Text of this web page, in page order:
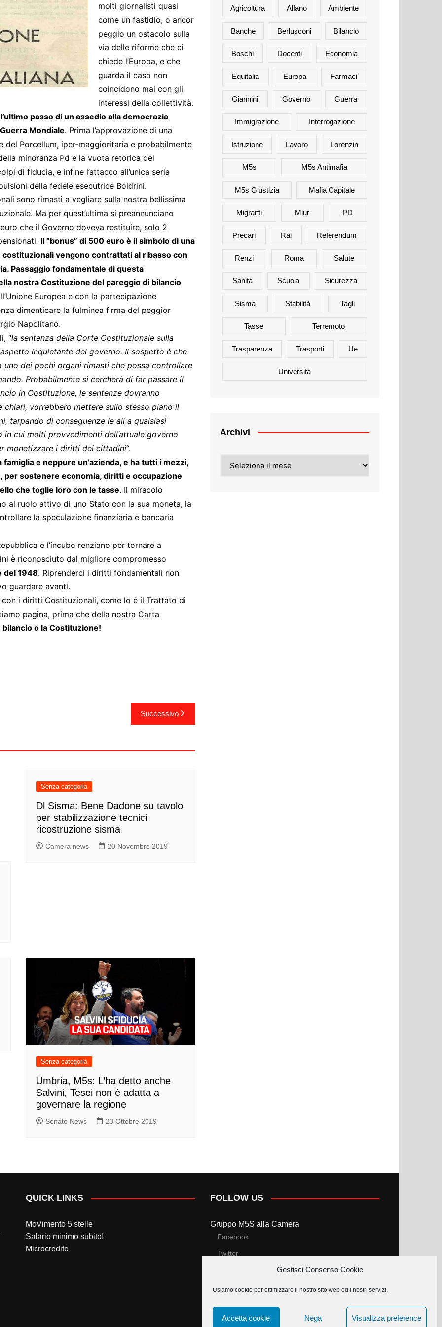
Gestisci Consenso Cookie
Usiamo cookie per ottimizzare il nostro sito web ed i nostri servizi.
Accetta cookie Nega Visualizza preference
molti giornalisti quasi
come un fastidio, o ancor
peggio un ostacolo sulla
via delle riforme che ci
chiede l’Europa, e che
guarda il caso non
coincidono mai con gli
interessi della collettività.
passo di un assedio alla democrazia
Mondiale. Prima l’approvazione di una
del Porcellum, iper-maggioritaria e probabilmente
minoranza Pd e la vuota retorica del
di fiducia, e infine l’attacco all’unica seria
della fedele esecutrice Boldrini.
sono rimasti a vegliare sulla nostra bellissima
Ma per quest’ultima si preannunciano
che il Governo doveva restituire, solo 2
Il “bonus” di 500 euro è il simbolo di una
vengono contrattati al ribasso con
Passaggio fondamentale di questa
nostra Costituzione del pareggio di bilancio
Europea e con la partecipazione
dimenticare la fulminea firma del peggior
Napolitano.
“la sentenza della Corte Costituzionale sulla
inquietante del governo. Il sospetto è che
dei pochi organi rimasti che possa controllare
Probabilmente si cercherà di far passare il
in Costituzione, le sentenze dovranno
chiari, vorrebbero mettere sullo stesso piano il
tarpando di conseguenze le ali a qualsiasi
cui molti provvedimenti dell’attuale governo
monetizzare i diritti dei cittadini“.
famiglia e neppure un’azienda, e ha tutti i mezzi,
per sostenere economia, diritti e occupazione
che toglie loro con le tasse. Il miracolo
al ruolo attivo di uno Stato con la sua moneta, la
la speculazione finanziaria e bancaria
e l’incubo renziano per tornare a
è riconosciuto dal migliore compromesso
del 1948. Riprenderci i diritti fondamentali non
guardare avanti.
con i diritti Costituzionali, come lo è il Trattato di
pagina, prima che della nostra Carta
bilancio o la Costituzione!
Successivo
Senza categoria
Dl Sisma: Bene Dadone su tavolo
per stabilizzazione tecnici
ricostruzione sisma
Camera news 20 Novembre 2019
Senza categoria
Umbria, M5s: L’ha detto anche
Salvini, Tesei non è adatta a
governare la regione
Senato News 23 Ottobre 2019
Agricoltura Alfano Ambiente
Banche Berlusconi Bilancio
Boschi Docenti Economia
Equitalia Europa Farmaci
Giannini Governo Guerra
Immigrazione Interrogazione
Istruzione Lavoro Lorenzin
M5s M5s Antimafia
M5s Giustizia Mafia Capitale
Migranti Miur PD
Precari Rai Referendum
Renzi Roma Salute
Sanità Scuola Sicurezza
Sisma Stabilità Tagli
Tasse Terremoto
Trasparenza Trasporti Ue
Università
Archivi
QUICK LINKS
MoVimento 5 stelle
Salario minimo subito!
Microcredito
FOLLOW US
Gruppo M5S alla Camera
Facebook
Twitter